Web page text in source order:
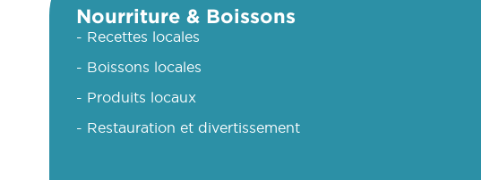
Nourriture & Boissons
- Recettes locales
- Boissons locales
- Produits locaux
- Restauration et divertissement